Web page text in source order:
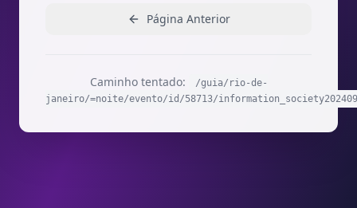
Página Anterior
Caminho tentado:
/guia/rio-de-
janeiro/=noite/evento/id/58713/